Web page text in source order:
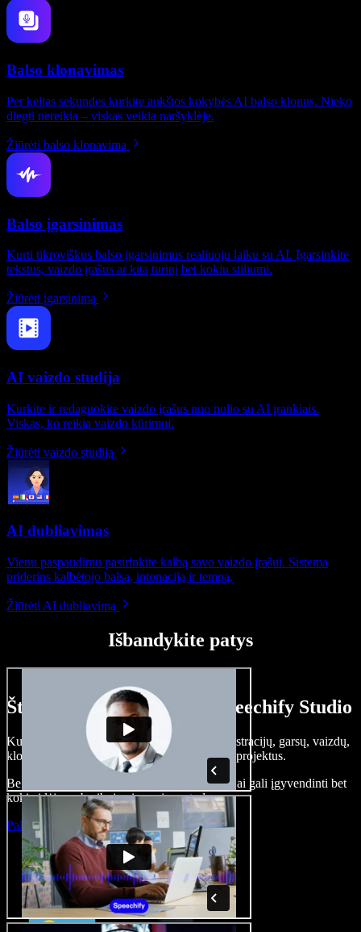
Balso klonavimas
Per kelias sekundes kurkite aukštos kokybės AI balso klonus. Nieko
diegti nereikia – viskas veikia naršyklėje.
Žiūrėti balso klonavimą
Balso įgarsinimas
Kurti tikroviškus balso įgarsinimus realiuoju laiku su AI. Įgarsinkite
tekstus, vaizdo įrašus ar kitą turinį bet kokiu stiliumi.
Žiūrėti įgarsinimą
AI vaizdo studija
Kurkite ir redaguokite vaizdo įrašus nuo nulio su AI įrankiais.
Viskas, ko reikia vaizdo kūrimui.
Žiūrėti vaizdo studiją
AI dubliavimas
Vienu paspaudimu pasirinkite kalbą savo vaizdo įrašui. Sistema
priderins kalbėtojo balsą, intonaciją ir tempą.
Žiūrėti AI dubliavimą
Išbandykite patys
Štai ką galite nuveikti su Speechify Studio
Kurkite įgarsinimus, pridėkite nemokamų iliustracijų, garsų, vaizdų,
klonuokite balsą – kurkite pilnus, įspūdingus projektus.
Be jokių mokymų ir viskas naršyklėje – kūrėjai gali įgyvendinti bet
kokią idėją, neberibojami senųjų metodų.
Paleisti studiją